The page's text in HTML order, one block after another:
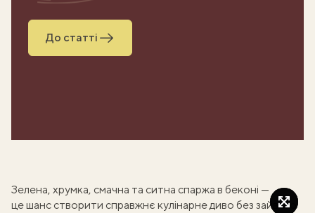
До статті
Зелена, хрумка, смачна та ситна спаржа в беконі —
це шанс створити справжнє кулінарне диво без зайвого